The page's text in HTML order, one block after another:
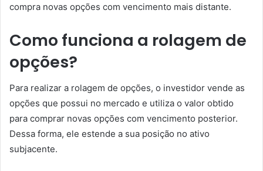
compra novas opções com vencimento mais distante.
Como funciona a rolagem de
opções?
Para realizar a rolagem de opções, o investidor vende as
opções que possui no mercado e utiliza o valor obtido
para comprar novas opções com vencimento posterior.
Dessa forma, ele estende a sua posição no ativo
subjacente.